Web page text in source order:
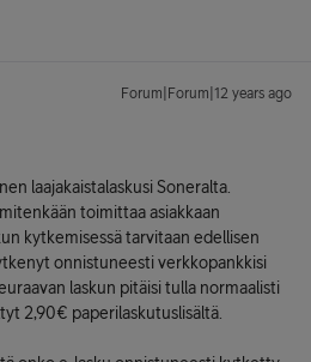
Forum|Forum|12 years ago
laajakaistalaskusi Soneralta.
toimittaa asiakkaan
kytkemisessä tarvitaan edellisen
onnistuneesti verkkopankkisi
laskun pitäisi tulla normaalisti
2,90€ paperilaskutuslisältä.